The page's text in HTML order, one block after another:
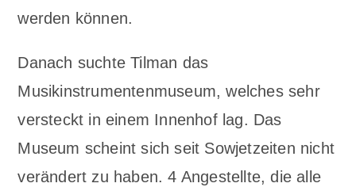
werden können.
Danach suchte Tilman das
Musikinstrumentenmuseum, welches sehr
versteckt in einem Innenhof lag. Das
Museum scheint sich seit Sowjetzeiten nicht
verändert zu haben. 4 Angestellte, die alle